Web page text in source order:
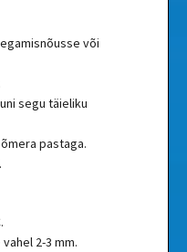
või
segu täieliku
pastaga.
2-3 mm.